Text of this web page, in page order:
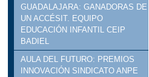
GUADALAJARA: GANADORAS DE
UN ACCÉSIT. EQUIPO
EDUCACIÓN INFANTIL CEIP
BADIEL
AULA DEL FUTURO: PREMIOS
INNOVACIÓN SINDICATO ANPE